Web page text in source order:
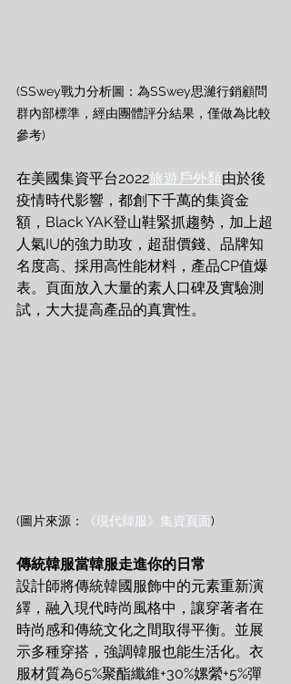
(SSwey戰力分析圖：為SSwey思濰行銷顧問
群內部標準，經由團體評分結果，僅做為比較
參考)
在美國集資平台2022旅遊戶外類由於後
疫情時代影響，都創下千萬的集資金
額，Black YAK登山鞋緊抓趨勢，加上超
人氣IU的強力助攻，超甜價錢、品牌知
名度高、採用高性能材料，產品CP值爆
表。頁面放入大量的素人口碑及實驗測
試，大大提高產品的真實性。
(圖片來源： 《現代韓服》集資頁面)
傳統韓服當韓服走進你的日常
設計師將傳統韓國服飾中的元素重新演
繹，融入現代時尚風格中，讓穿著者在
時尚感和傳統文化之間取得平衡。並展
示多種穿搭，強調韓服也能生活化。衣
服材質為65%聚酯纖維+30%嫘縈+5%彈